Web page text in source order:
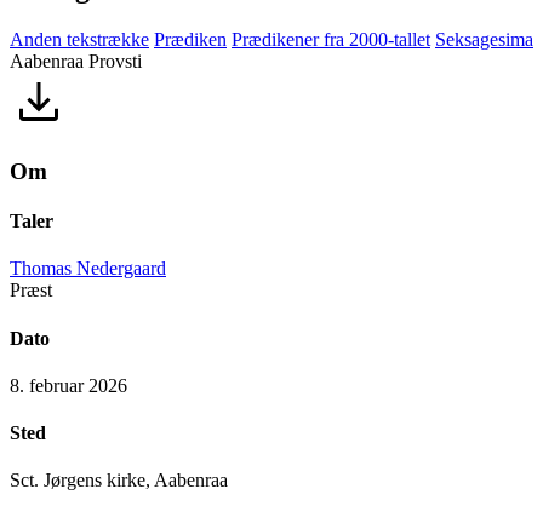
Anden tekstrække Prædiken Prædikener fra 2000-tallet Seksagesima
Aabenraa Provsti
Om
Taler
Thomas Nedergaard
Præst
Dato
8. februar 2026
Sted
Sct. Jørgens kirke, Aabenraa